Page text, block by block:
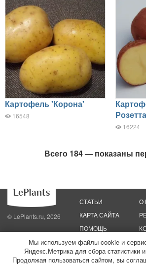
Картофель 'Корона'
16548
16224
Всего 184 — показаны
© LePlants.ru, 2026
СТАТЬИ
КАРТА САЙТА
ПОМОЩЬ
О
Политика конфиденциальности
Политика
Пользовательское соглашение
Редакционные
Мы используем файлы cookie и
Яндекс.Метрика для сбора статистики
Продолжая пользоваться сайтом, вы